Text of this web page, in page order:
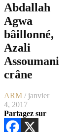
Abdallah
Agwa
bâillonné,
Azali
Assoumani
crâne
ARM / janvier
4, 2017
Partagez sur